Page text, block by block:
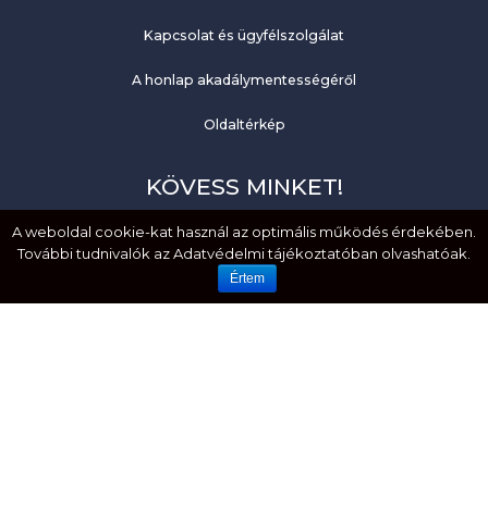
Kapcsolat és ügyfélszolgálat
A honlap akadálymentességéről
Oldaltérkép
KÖVESS MINKET!
Facebook
YouTube
A weboldal cookie-kat használ az optimális működés érdekében.
További tudnivalók az Adatvédelmi tájékoztatóban olvashatóak.
Értem